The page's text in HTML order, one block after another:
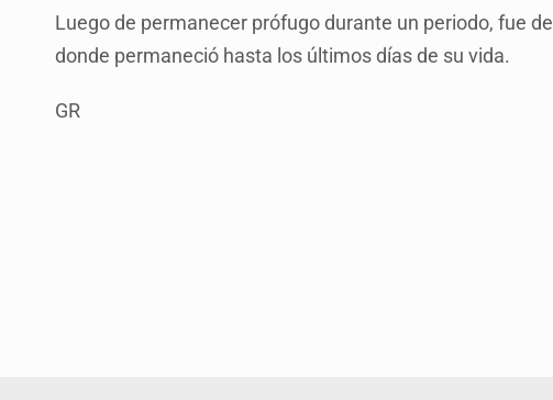
Luego de permanecer prófugo durante un periodo, fue
donde permaneció hasta los últimos días de su vida.
GR